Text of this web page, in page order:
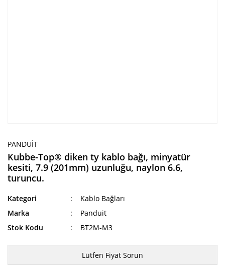
PANDUIT
Kubbe-Top® diken ty kablo bağı, minyatür
kesiti, 7.9 (201mm) uzunluğu, naylon 6.6,
turuncu.
Kategori
Kablo Bağları
Marka
Panduit
Stok Kodu
BT2M-M3
Lütfen Fiyat Sorun